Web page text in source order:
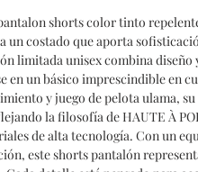
shorts color tinto
un costado que aporta
limitada unisex combina diseño
en un básico imprescindible en
y juego de pelota ulama,
la filosofía de HAUTE À
de alta tecnología. Con un
este shorts pantalón